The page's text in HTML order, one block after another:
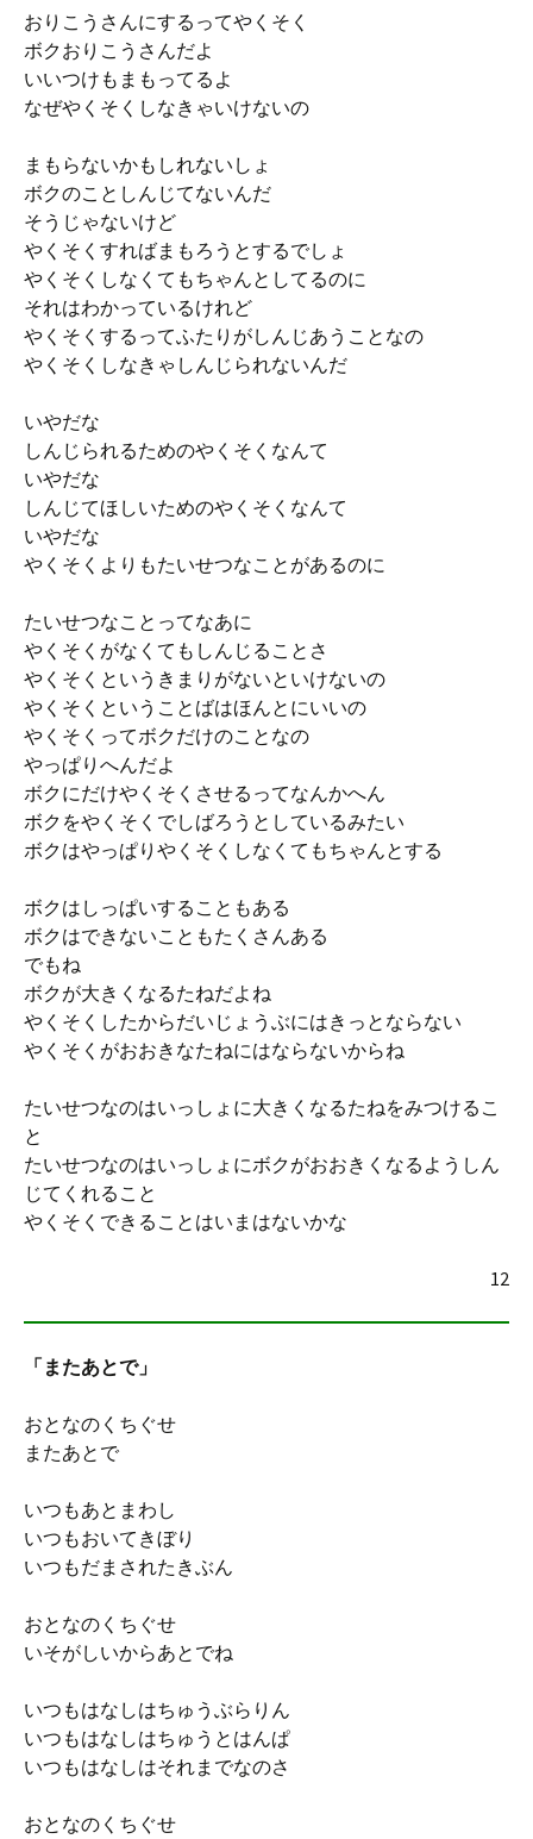
おりこうさんにするってやくそく
ボクおりこうさんだよ
いいつけもまもってるよ
なぜやくそくしなきゃいけないの
まもらないかもしれないしょ
ボクのことしんじてないんだ
そうじゃないけど
やくそくすればまもろうとするでしょ
やくそくしなくてもちゃんとしてるのに
それはわかっているけれど
やくそくするってふたりがしんじあうことなの
やくそくしなきゃしんじられないんだ
いやだな
しんじられるためのやくそくなんて
いやだな
しんじてほしいためのやくそくなんて
いやだな
やくそくよりもたいせつなことがあるのに
たいせつなことってなあに
やくそくがなくてもしんじることさ
やくそくというきまりがないといけないの
やくそくということばはほんとにいいの
やくそくってボクだけのことなの
やっぱりへんだよ
ボクにだけやくそくさせるってなんかへん
ボクをやくそくでしばろうとしているみたい
ボクはやっぱりやくそくしなくてもちゃんとする
ボクはしっぱいすることもある
ボクはできないこともたくさんある
でもね
ボクが大きくなるたねだよね
やくそくしたからだいじょうぶにはきっとならない
やくそくがおおきなたねにはならないからね
たいせつなのはいっしょに大きくなるたねをみつけるこ
と
たいせつなのはいっしょにボクがおおきくなるようしん
じてくれること
やくそくできることはいまはないかな
12
「またあとで」
おとなのくちぐせ
またあとで
いつもあとまわし
いつもおいてきぼり
いつもだまされたきぶん
おとなのくちぐせ
いそがしいからあとでね
いつもはなしはちゅうぶらりん
いつもはなしはちゅうとはんぱ
いつもはなしはそれまでなのさ
おとなのくちぐせ